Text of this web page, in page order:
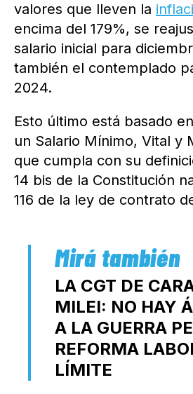
valores que lleven la
encima del 179%, se
salario inicial para
también el contemplado
2024.
Esto último está basado
un Salario Mínimo, Vital y
que cumpla con su
14 bis de la Constitución
116 de la ley de contrato
LA CGT DE
MILEI: NO HAY
A LA GUERRA
REFORMA
LÍMITE